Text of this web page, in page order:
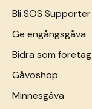
Bli SOS Supporter
Ge engångsgåva
Bidra som företag
Gåvoshop
Minnesgåva